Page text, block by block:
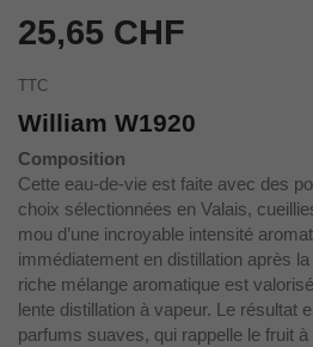
25,65 CHF
TTC
William W1920
Composition
Cette eau-de-vie est faite avec des
choix sélectionnées en Valais,
mou d’une incroyable intensité
immédiatement en distillation après
riche mélange aromatique est
lente distillation à vapeur. Le résultat
parfums suaves, qui rappelle le fruit